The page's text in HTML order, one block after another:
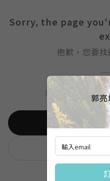
Sorry, the page
抱歉，您要
您可以回到首頁，
郭